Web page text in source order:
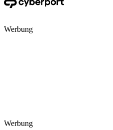
Werbung
Werbung